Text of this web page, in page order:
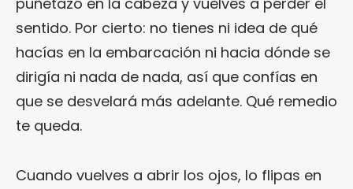
sentido. Por cierto: no tienes ni idea de qué
hacías en la embarcación ni hacia dónde se
dirigía ni nada de nada, así que confías en
que se desvelará más adelante. Qué remedio
te queda.
Cuando vuelves a abrir los ojos, lo flipas en